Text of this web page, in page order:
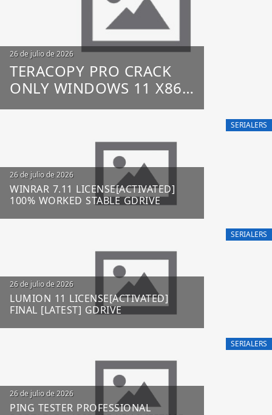
26 de julio de 2026
TERACOPY PRO CRACK
ONLY WINDOWS 11 X86-
X64 100% WORKED
SERIALERS
26 de julio de 2026
WINRAR 7.11 LICENSE[ACTIVATED]
100% WORKED STABLE GDRIVE
SERIALERS
26 de julio de 2026
LUMION 11 LICENSE[ACTIVATED]
FINAL [LATEST] GDRIVE
SERIALERS
26 de julio de 2026
PING TESTER PROFESSIONAL